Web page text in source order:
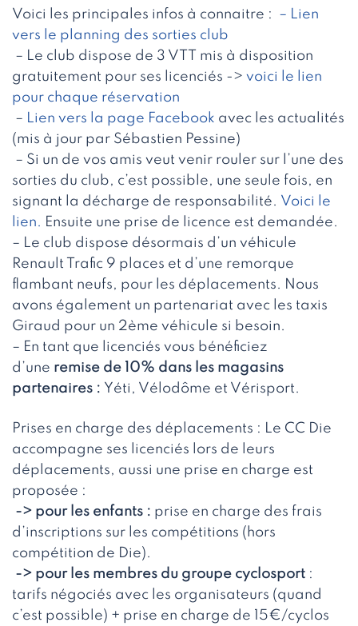
Voici les principales infos à connaitre :
– Lien
vers le planning des sorties club
– Le club dispose de 3 VTT mis à disposition
gratuitement pour ses licenciés -> voici le lien
pour chaque réservation
– Lien vers la page Facebook avec les actualités
(mis à jour par Sébastien Pessine)
– Si un de vos amis veut venir rouler sur l’une des
sorties du club, c’est possible, une seule fois, en
signant la décharge de responsabilité. Voici le
lien. Ensuite une prise de licence est demandée.
– Le club dispose désormais d’un véhicule
Renault Trafic 9 places et d’une remorque
flambant neufs, pour les déplacements. Nous
avons également un partenariat avec les taxis
Giraud pour un 2ème véhicule si besoin.
– En tant que licenciés vous bénéficiez
d’une remise de 10% dans les magasins
partenaires : Yéti, Vélodôme et Vérisport.
Prises en charge des déplacements : Le CC Die
accompagne ses licenciés lors de leurs
déplacements, aussi une prise en charge est
proposée :
-> pour les enfants : prise en charge des frais
d’inscriptions sur les compétitions (hors
compétition de Die).
-> pour les membres du groupe cyclosport :
tarifs négociés avec les organisateurs (quand
c’est possible) + prise en charge de 15€/cyclos